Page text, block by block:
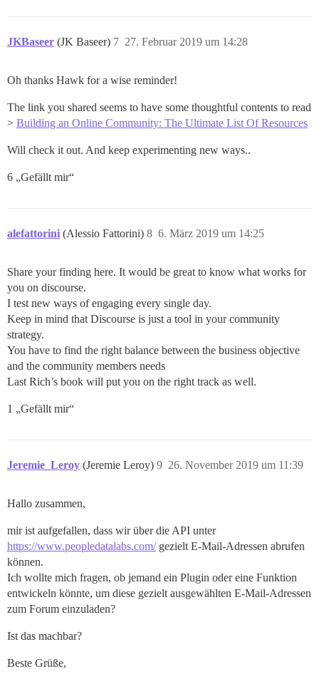
JKBaseer (JK Baseer) 27. Februar 2019 um 14:28
7
Oh thanks Hawk for a wise reminder!
The link you shared seems to have some thoughtful contents to read
> Building an Online Community: The Ultimate List Of Resources
Will check it out. And keep experimenting new ways..
6 „Gefällt mir“
alefattorini (Alessio Fattorini) 6. März 2019 um 14:25
8
Share your finding here. It would be great to know what works for
you on discourse.
I test new ways of engaging every single day.
Keep in mind that Discourse is just a tool in your community
strategy.
You have to find the right balance between the business objective
and the community members needs
Last Rich’s book will put you on the right track as well.
1 „Gefällt mir“
Jeremie_Leroy (Jeremie Leroy) 26. November 2019 um 11:39
9
Hallo zusammen,
mir ist aufgefallen, dass wir über die API unter
https://www.peopledatalabs.com/gezielt E-Mail-Adressen abrufen
können.
Ich wollte mich fragen, ob jemand ein Plugin oder eine Funktion
entwickeln könnte, um diese gezielt ausgewählten E-Mail-Adressen
zum Forum einzuladen?
Ist das machbar?
Beste Grüße,